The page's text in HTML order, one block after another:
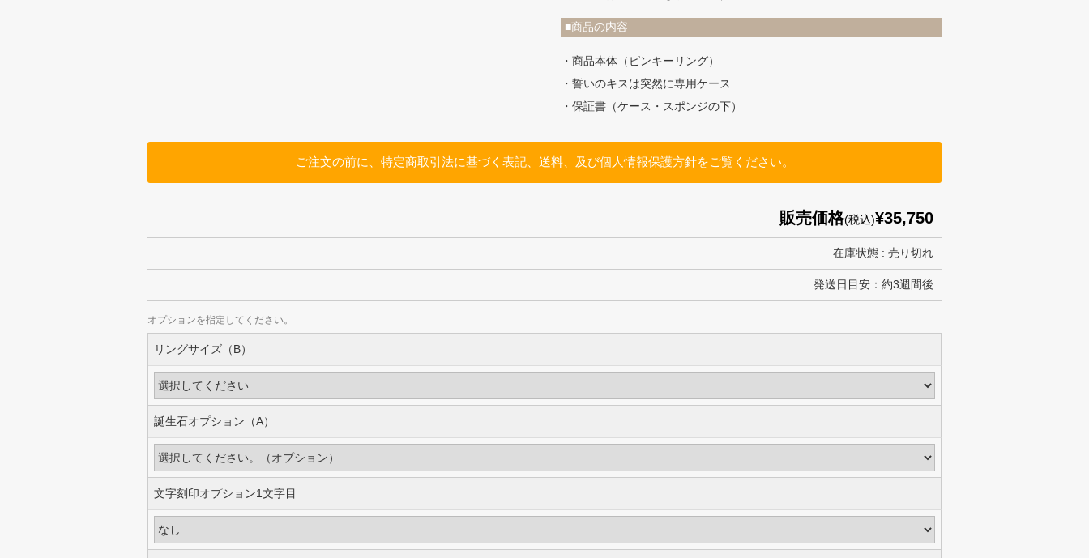
■商品の内容
・商品本体（ピンキーリング）
・誓いのキスは突然に専用ケース
・保証書（ケース・スポンジの下）
ご注文の前に、特定商取引法に基づく表記、送料、及び個人情報保護方針をご覧ください。
販売価格(税込)¥35,750
在庫状態 : 売り切れ
発送日目安：約3週間後
オプションを指定してください。
リングサイズ（B）
誕生石オプション（A）
文字刻印オプション1文字目